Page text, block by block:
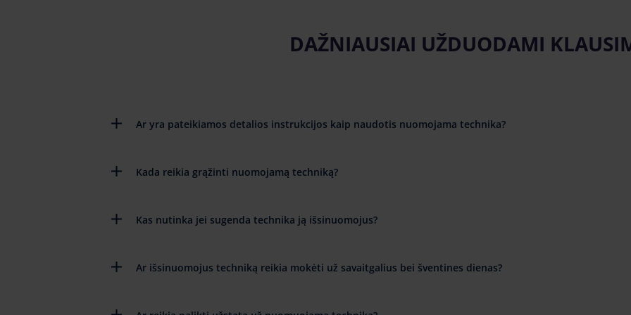
DAŽNIAUSIAI UŽDUODAMI
Ar yra pateikiamos detalios instrukcijos kaip naudotis nuomojama technika?
Kada reikia grąžinti nuomojamą techniką?
Kas nutinka jei sugenda technika ją išsinuomojus?
Ar išsinuomojus techniką reikia mokėti už savaitgalius bei šventines dienas?